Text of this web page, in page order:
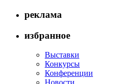
реклама
избранное
Выставки
Конкурсы
Конференции